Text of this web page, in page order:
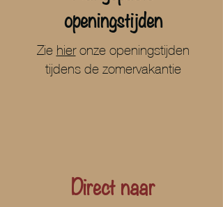
openingstijden
Zie hieronze openingstijden
tijdens de zomervakantie
Direct naar